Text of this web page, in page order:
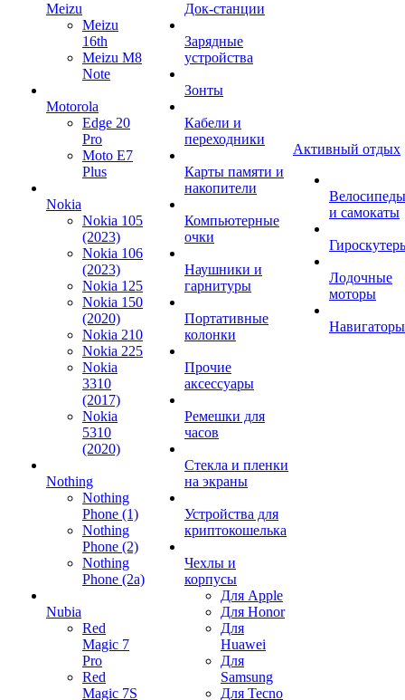
Meizu
Meizu
16th
Meizu M8
Note
Motorola
Edge 20
Pro
Moto E7
Plus
Nokia
Nokia 105
(2023)
Nokia 106
(2023)
Nokia 125
Nokia 150
(2020)
Nokia 210
Nokia 225
Nokia
3310
(2017)
Nokia
5310
(2020)
Nothing
Nothing
Phone (1)
Nothing
Phone (2)
Nothing
Phone (2a)
Nubia
Red
Magic 7
Pro
Red
Magic 7S
Док-станции
Зарядные
устройства
Зонты
Кабели и
переходники
Карты памяти и
накопители
Компьютерные
очки
Наушники и
гарнитуры
Портативные
колонки
Прочие
аксессуары
Ремешки для
часов
Стекла и пленки
на экраны
Устройства для
криптокошелька
Чехлы и
корпусы
Для Apple
Для Honor
Для
Huawei
Для
Samsung
Для Tecno
Активный отдых
Велосипеды
и самокаты
Лодочные
моторы
Навигаторы